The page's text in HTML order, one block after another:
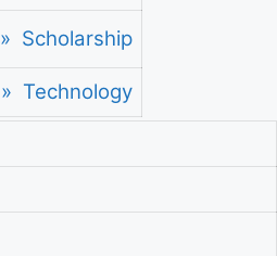
» Scholarship
» Technology